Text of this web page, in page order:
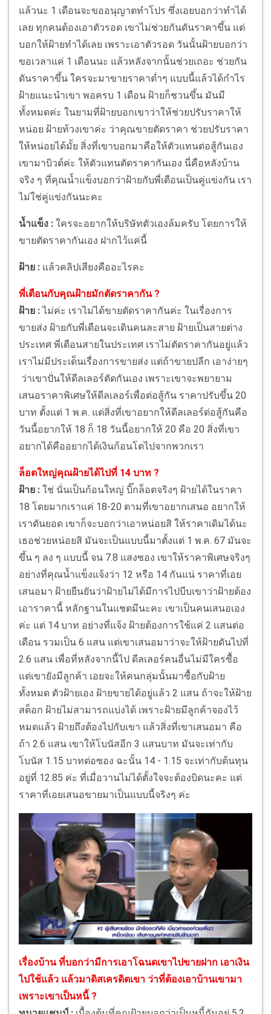
แล้วนะ 1 เดือนจะขออนุญาตทำโปร ซึ่งเอยบอกว่าทำได้
เลย ทุกคนต้องเอาตัวรอด เขาไม่ช่วยกันดันราคาขึ้น แต่
บอกให้ฝ้ายทำได้เลย เพราะเอาตัวรอด วันนั้นฝ้ายบอกว่า
ขอเวลาแค่ 1 เดือนนะ แล้วหลังจากนั้นช่วยเถอะ ช่วยกัน
ดันราคาขึ้น ใครจะมาขายราคาต่ำๆ แบบนี้แล้วได้กำไร
ฝ้ายแนะนำเขา พอครบ 1 เดือน ฝ้ายก็ชวนขึ้น มันมี
ทั้งหมดค่ะ ในยามที่ฝ้ายบอกเขาว่าให้ช่วยปรับราคาให้
หน่อย ฝ้ายท้วงเขาค่ะ ว่าคุณขายตัดราคา ช่วยปรับราคา
ให้หน่อยได้มั้ย สิ่งที่เขาบอกมาคือให้ตัวแทนต่อสู้กันเอง
เขามาบิวต์ค่ะ ให้ตัวแทนตัดราคากันเอง นี่คือหลังบ้าน
จริง ๆ ที่คุณน้ำแข็งบอกว่าฝ้ายกับพี่เตือนเป็นคู่แข่งกัน เรา
ไม่ใช่คู่แข่งกันนะคะ
น้ำแข็ง : ใครจะอยากให้บริษัทตัวเองล้มครับ โดยการให้
ขายตัดราคากันเอง ฝากไว้แค่นี้
ฝ้าย : แล้วคลิปเสียงคืออะไรคะ
พี่เตือนกับคุณฝ้ายมักตัดราคากัน ?
ฝ้าย :ไม่ค่ะ เราไม่ได้ขายตัดราคากันค่ะ ในเรื่องการ
ขายส่ง ฝ้ายกับพี่เตือนจะเดินคนละสาย ฝ้ายเป็นสายต่าง
ประเทศ พี่เตือนสายในประเทศ เราไม่ตัดราคากันอยู่แล้ว
เราไม่มีประเด็นเรื่องการขายส่ง แต่ถ้าขายปลีก เอาง่ายๆ
ว่าเขาปั่นให้ดีลเลอร์ตัดกันเอง เพราะเขาจะพยายาม
เสนอราคาพิเศษให้ดีลเลอร์เพื่อต่อสู้กัน ราคาปรับขึ้น 20
บาท ตั้งแต่ 1 พ.ค. แต่สิ่งที่เขาอยากให้ดีลเลอร์ต่อสู้กันคือ
วันนี้อยากให้ 18 ก็ 18 วันนี้อยากให้ 20 คือ 20 สิ่งที่เขา
อยากได้คืออยากได้เงินก้อนโตไปจากพวกเรา
ล็อตใหญ่คุณฝ้ายได้ไปที่ 14 บาท ?
ฝ้าย : ใช่ นั่นเป็นก้อนใหญ่ บิ๊กล็อตจริงๆ ฝ้ายได้ในราคา
18 โดยมากเราแค่ 18-20 ตามที่เขาอยากเสนอ อยากให้
เราดันยอด เขาก็จะบอกว่าเอาหน่อยสิ ให้ราคาเดิมได้นะ
เธอช่วยหน่อยสิ มันจะเป็นแบบนี้มาตั้งแต่ 1 พ.ค. 67 มันจะ
ขึ้น ๆ ลง ๆ แบบนี้ จน 7.8 แสงซอง เขาให้ราคาพิเศษจริงๆ
อย่างที่คุณน้ำแข็งแจ้งว่า 12 หรือ 14 กันแน่ ราคาที่เอย
เสนอมา ฝ้ายยืนยันว่าฝ้ายไม่ได้มีการไปบีบเขาว่าฝ้ายต้อง
เอาราคานี้ หลักฐานในแชตมีนะคะ เขาเป็นคนเสนอเอง
ค่ะ แต่ 14 บาท อย่างที่แจ้ง ฝ้ายต้องการใช้แค่ 2 แสนต่อ
เดือน รวมเป็น 6 แสน แต่เขาเสนอมาว่าจะให้ฝ้ายดันไปที่
2.6 แสน เพื่อที่หลังจากนี้ไป ดีลเลอร์คนอื่นไม่มีใครซื้อ
แต่เขายังมีลูกค้า เอยจะให้คนกลุ่มนั้นมาซื้อกับฝ้าย
ทั้งหมด ตัวฝ้ายเอง ฝ้ายขายได้อยู่แล้ว 2 แสน ถ้าจะให้ฝ้าย
สต็อก ฝ้ายไม่สามารถแบ่งได้ เพราะฝ้ายมีลูกค้าจองไว้
หมดแล้ว ฝ้ายถึงต้องไปกับเขา แล้วสิ่งที่เขาเสนอมา คือ
ถ้า 2.6 แสน เขาให้โบนัสอีก 3 แสนบาท มันจะเท่ากับ
โบนัส 1.15 บาทต่อซอง ฉะนั้น 14 - 1.15 จะเท่ากับต้นทุน
อยู่ที่ 12.85 ค่ะ ที่เมื่อวานไม่ได้ตั้งใจจะต้องบิดนะคะ แต่
ราคาที่เอยเสนอขายมาเป็นแบบนี้จริงๆ ค่ะ
เรื่องบ้าน ที่บอกว่ามีการเอาโฉนดเขาไปขายฝาก เอาเงิน
ไปใช้แล้ว แล้วมาดิสเครดิตเขา ว่าที่ต้องเอาบ้านเขามา
เพราะเขาเป็นหนี้ ?